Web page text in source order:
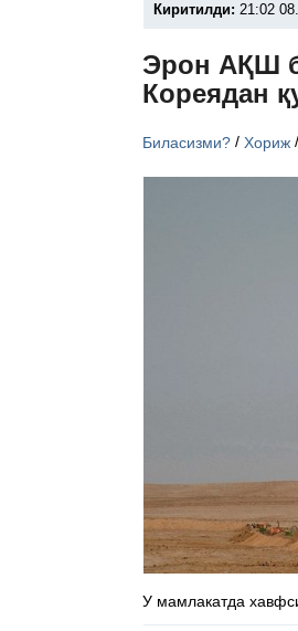
Киритилди: 21:02
Эрон АҚШ
Кореядан
Биласизми? /Хориж
У мамлакатда